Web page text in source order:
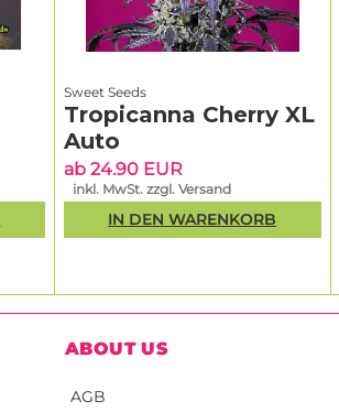
Sweet Seeds
Tropicanna Cherry XL
Auto
ab 24.90 EUR
inkl. MwSt. zzgl. Versand
IN DEN WARENKORB
ABOUT US
AGB